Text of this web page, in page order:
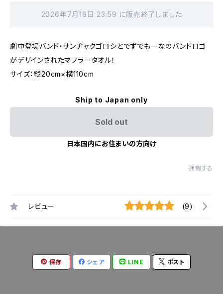
2026年7月19日 23:59 に販売終了しました
劇中登場バンド・サンヂャクゴロシとでずでもーなのバンドロゴ
がデザインされたマフラータオル！
サイズ：縦20cm×横110cm
Ship to Japan only
Sold out
日本国内にお住まいの方向け
通報する
レビュー (9)
保存 シェア LINE ポスト